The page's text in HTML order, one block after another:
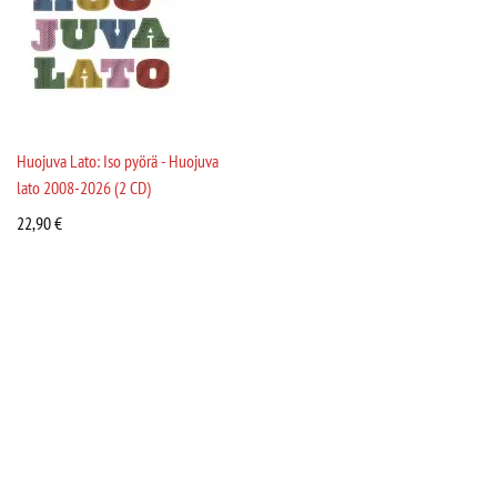
Huojuva Lato: Iso pyörä - Huojuva
lato 2008-2026 (2 CD)
22,90€